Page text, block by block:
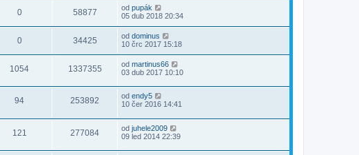
0 58877 od pupák
05 dub 2018 20:34
0 34425 od dominus
10 črc 2017 15:18
1054 1337355 od martinus66
03 dub 2017 10:10
94 253892 od endy5
10 čer 2016 14:41
121 277084 od juhele2009
09 led 2014 22:39